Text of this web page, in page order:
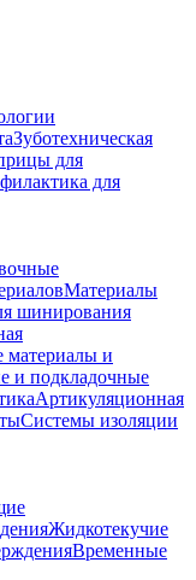
Зуботехническая
для
для
Материалы
шинирования
и
и подкладочные
Артикуляционная
Системы изоляции
Жидкотекучие
Временные